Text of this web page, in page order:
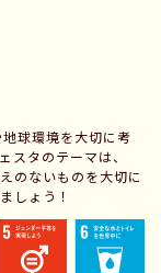
球環境を大切に考
スタのテーマは、
のないものを大切に
しょう！